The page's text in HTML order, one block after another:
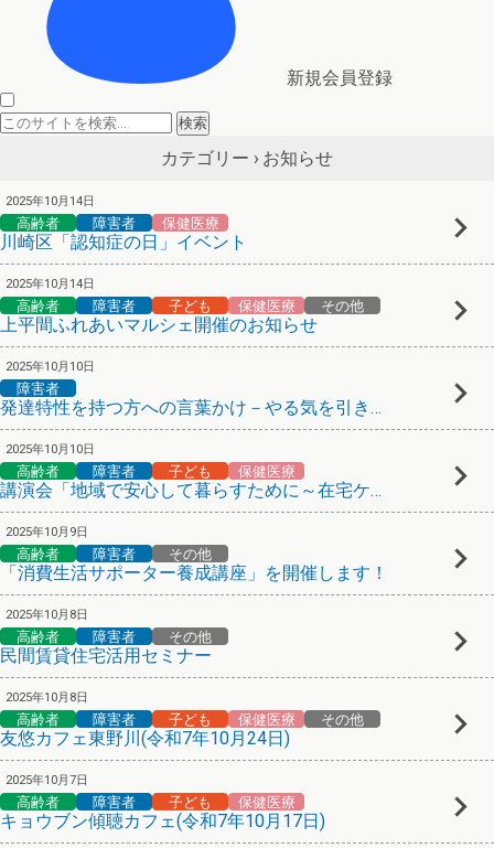
新規会員登録
カテゴリー › お知らせ
2025年10月14日
高齢者 障害者 保健医療
川崎区「認知症の日」イベント
2025年10月14日
高齢者 障害者 子ども 保健医療 その他
上平間ふれあいマルシェ開催のお知らせ
2025年10月10日
障害者
発達特性を持つ方への言葉かけ－やる気を引き出すペップトーク
2025年10月10日
高齢者 障害者 子ども 保健医療
講演会「地域で安心して暮らすために～在宅ケアと地域包括ケアのしくみ～」
2025年10月9日
高齢者 障害者 その他
「消費生活サポーター養成講座」を開催します！
2025年10月8日
高齢者 障害者 その他
民間賃貸住宅活用セミナー
2025年10月8日
高齢者 障害者 子ども 保健医療 その他
友悠カフェ東野川(令和7年10月24日)
2025年10月7日
高齢者 障害者 子ども 保健医療
キョウブン傾聴カフェ(令和7年10月17日)